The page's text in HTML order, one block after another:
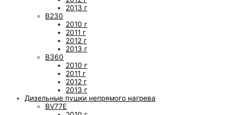
2013 г
B230
2010 г
2011 г
2012 г
2013 г
B360
2010 г
2011 г
2012 г
2013 г
Дизельные пушки непрямого нагрева
BV77E